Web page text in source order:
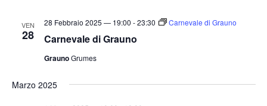
VEN
28 Carnevale di Grauno
28 Febbraio 2025 — 19:00 -23:30 Carnevale di Grauno
GraunoGrumes
Marzo 2025